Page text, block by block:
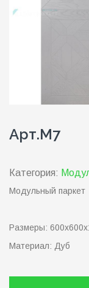
Арт.М7
Категория:
Модульный паркет
Размеры:
Материал: Дуб